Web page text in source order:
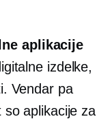
aplikacije
izdelke,
Vendar pa
aplikacije za